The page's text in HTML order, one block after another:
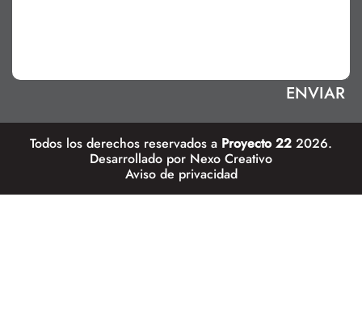
Todos los derechos reservados a Proyecto 22 2026.
Desarrollado por Nexo Creativo
Aviso de privacidad